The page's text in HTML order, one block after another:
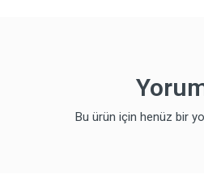
Bu ürün için henüz bir